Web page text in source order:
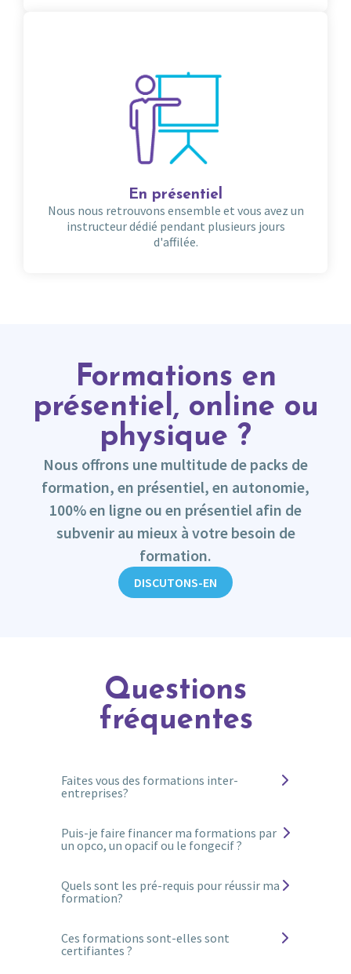
En présentiel
Nous nous retrouvons ensemble et vous avez un
instructeur dédié pendant plusieurs jours
d'affilée.
Formations en
présentiel, online ou
physique ?
Nous offrons une multitude de packs de
formation, en présentiel, en autonomie,
100% en ligne ou en présentiel afin de
subvenir au mieux à votre besoin de
formation.
DISCUTONS-EN
Questions
fréquentes
Faites vous des formations inter-
entreprises?
peuvent être réalisées au sein de votre
entreprise. Contactez-nous via le pavé ci-
Puis-je faire financer ma formations par
un opco, un opacif ou le fongecif ?
organisme de formation et référençable
par Qualiopi.
Quels sont les pré-requis pour réussir ma
formation?
vos clés d’accès à Paminga et disposer de
connaissances de base en informatique.
Ces formations sont-elles sont
certifiantes ?